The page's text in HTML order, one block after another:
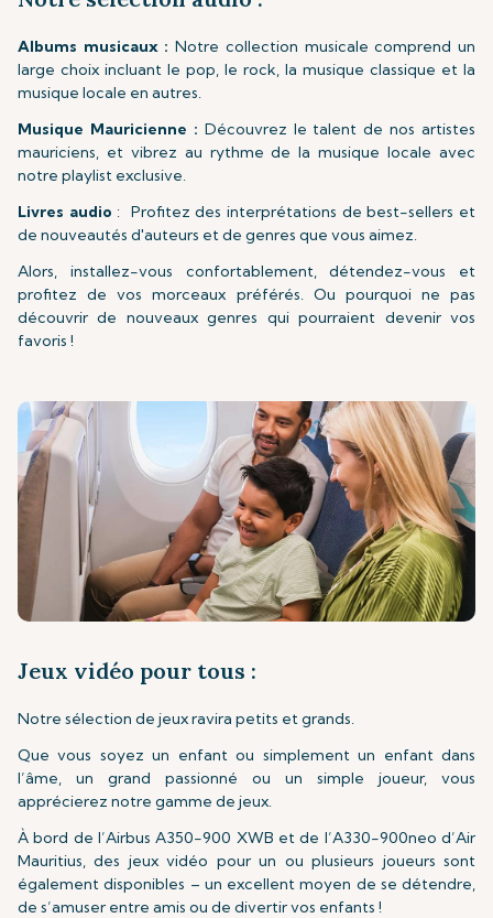
Albums musicaux : Notre collection musicale comprend un
large choix incluant le pop, le rock, la musique classique et la
musique locale en autres.
Musique Mauricienne : Découvrez le talent de nos artistes
mauriciens, et vibrez au rythme de la musique locale avec
notre playlist exclusive.
Livres audio : Profitez des interprétations de best-sellers et
de nouveautés d'auteurs et de genres que vous aimez.
Alors, installez-vous confortablement, détendez-vous et
profitez de vos morceaux préférés. Ou pourquoi ne pas
découvrir de nouveaux genres qui pourraient devenir vos
favoris !
Jeux vidéo pour tous :
Notre sélection de jeux ravira petits et grands.
Que vous soyez un enfant ou simplement un enfant dans
l’âme, un grand passionné ou un simple joueur, vous
apprécierez notre gamme de jeux.
À bord de l’Airbus A350-900 XWB et de l’A330-900neo d’Air
Mauritius, des jeux vidéo pour un ou plusieurs joueurs sont
également disponibles – un excellent moyen de se détendre,
de s’amuser entre amis ou de divertir vos enfants !